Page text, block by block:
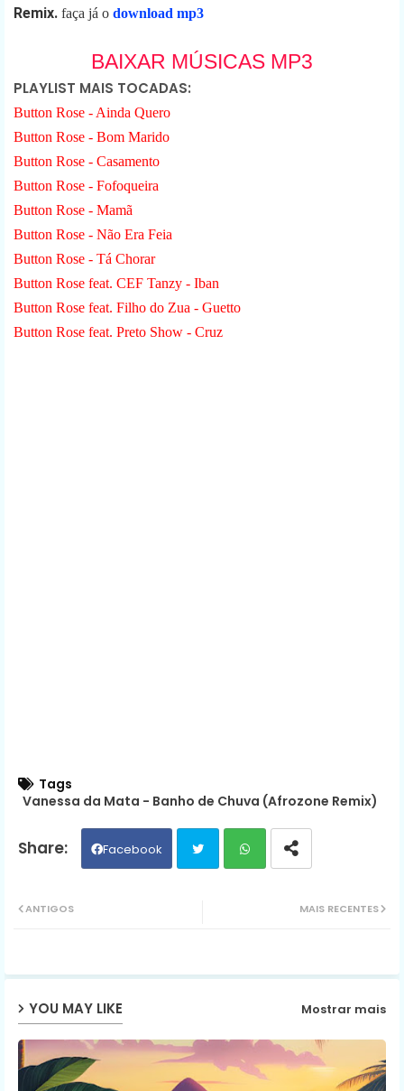
Remix. faça já o download mp3
BAIXAR MÚSICAS MP3
PLAYLIST MAIS TOCADAS:
Button Rose - Ainda Quero
Button Rose - Bom Marido
Button Rose - Casamento
Button Rose - Fofoqueira
Button Rose - Mamã
Button Rose - Não Era Feia
Button Rose - Tá Chorar
Button Rose feat. CEF Tanzy - Iban
Button Rose feat. Filho do Zua - Guetto
Button Rose feat. Preto Show - Cruz
Tags
Vanessa da Mata - Banho de Chuva (Afrozone Remix)
Facebook
ap
MAIS RECENTES
ANTIGOS
YOU MAY LIKE Mostrar mais